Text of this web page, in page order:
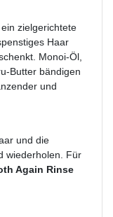
ein zielgerichtete
Haar
Monoi-Öl,
Butter bändigen
und
und die
wiederholen. Für
Again Rinse